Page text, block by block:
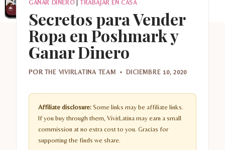
GANAR DINERO| TRABAJAR EN CASA
Secretos para Vender
Ropa en Poshmark y
Ganar Dinero
POR THE VIVIRLATINA TEAM DICIEMBRE 10, 2020
Affiliate disclosure: Some links may be affiliate links.
If you buy through them, VivirLatina may earn a small
commission at no extra cost to you. Gracias for
supporting the finds we share.